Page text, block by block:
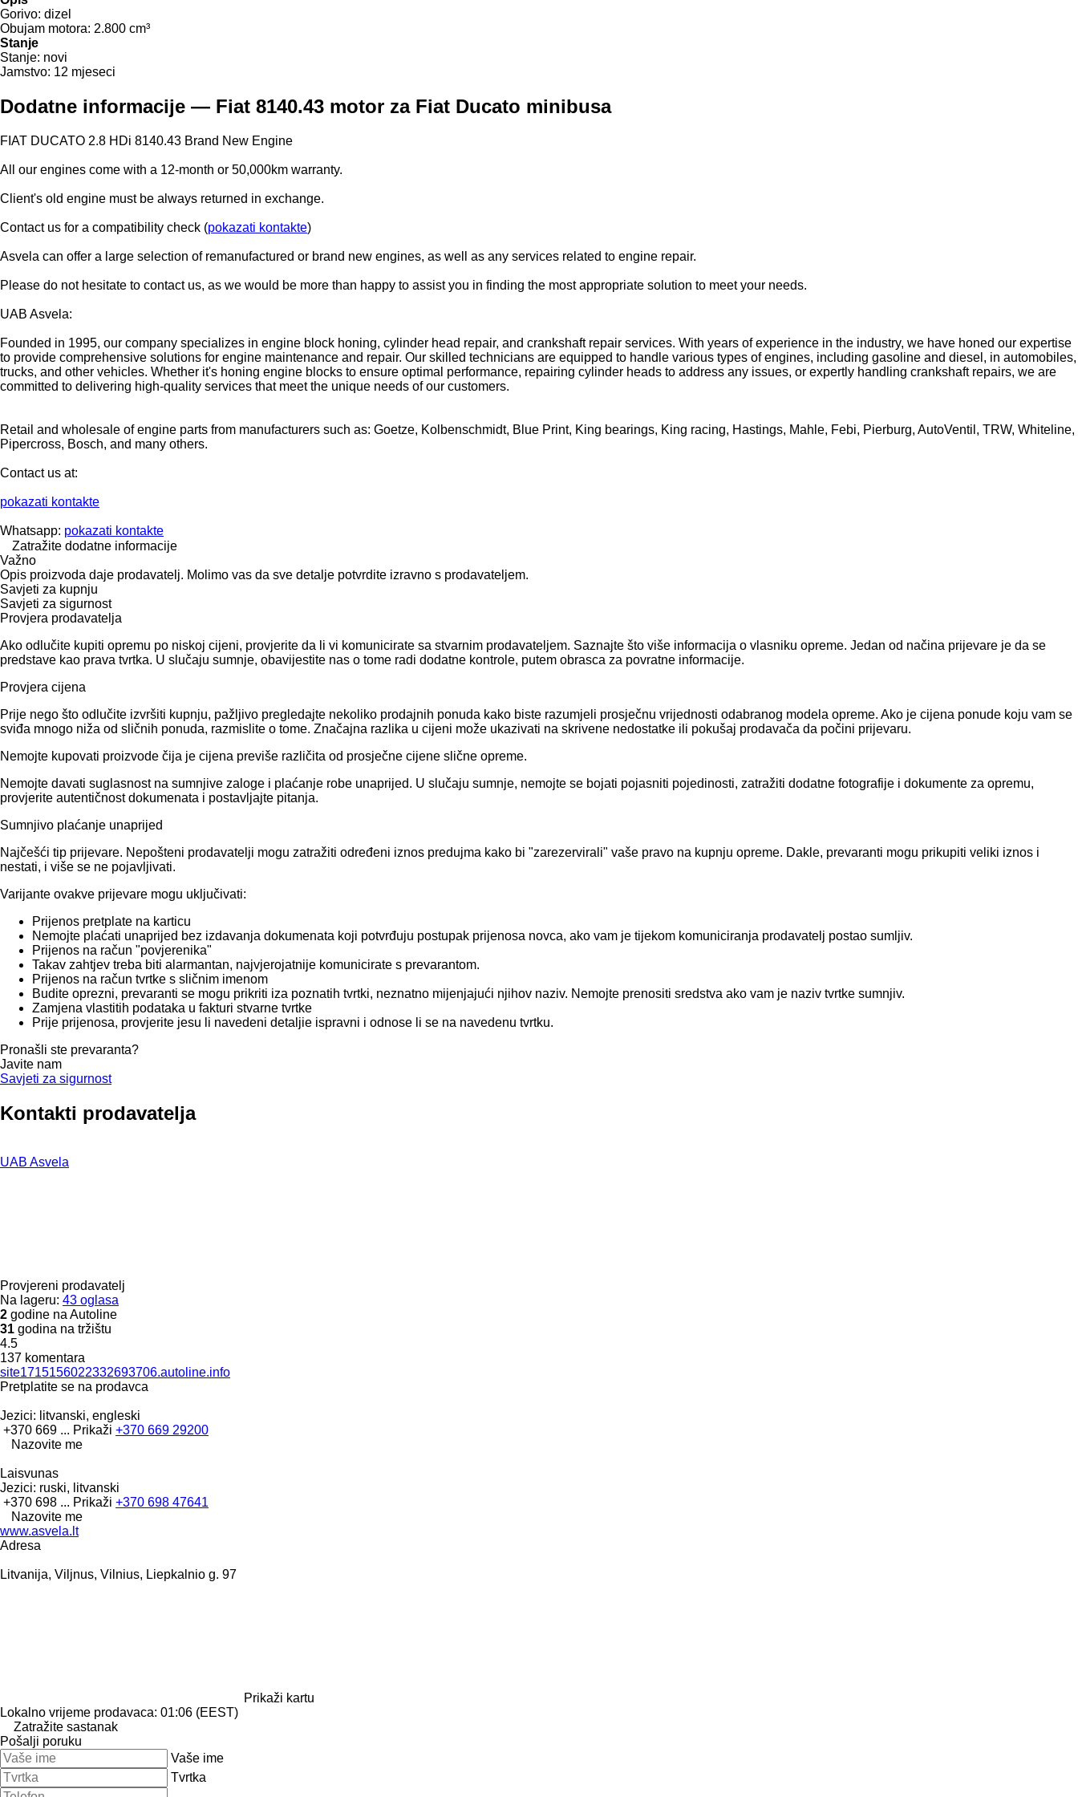
Gorivo: dizel
Obujam motora: 2.800 cm³
Stanje
Stanje: novi
Jamstvo: 12 mjeseci
Dodatne informacije — Fiat 8140.43 motor za Fiat Ducato minibusa
FIAT DUCATO 2.8 HDi 8140.43 Brand New Engine
All our engines come with a 12-month or 50,000km warranty.
Client's old engine must be always returned in exchange.
Contact us for a compatibility check (pokazati kontakte)
Asvela can offer a large selection of remanufactured or brand new engines, as well as any services related to engine repair.
Please do not hesitate to contact us, as we would be more than happy to assist you in finding the most appropriate solution to meet your needs.
UAB Asvela:
Founded in 1995, our company specializes in engine block honing, cylinder head repair, and crankshaft repair services. With years of experience in the industry, we have honed our expertise
to provide comprehensive solutions for engine maintenance and repair. Our skilled technicians are equipped to handle various types of engines, including gasoline and diesel, in automobiles,
trucks, and other vehicles. Whether it's honing engine blocks to ensure optimal performance, repairing cylinder heads to address any issues, or expertly handling crankshaft repairs, we are
committed to delivering high-quality services that meet the unique needs of our customers.
Retail and wholesale of engine parts from manufacturers such as: Goetze, Kolbenschmidt, Blue Print, King bearings, King racing, Hastings, Mahle, Febi, Pierburg, AutoVentil, TRW, Whiteline,
Pipercross, Bosch, and many others.
Contact us at:
pokazati kontakte
Whatsapp: pokazati kontakte
Zatražite dodatne informacije
Važno
Opis proizvoda daje prodavatelj. Molimo vas da sve detalje potvrdite izravno s prodavateljem.
Savjeti za kupnju
Savjeti za sigurnost
Provjera prodavatelja
Ako odlučite kupiti opremu po niskoj cijeni, provjerite da li vi komunicirate sa stvarnim prodavateljem. Saznajte što više informacija o vlasniku opreme. Jedan od načina prijevare je da se
predstave kao prava tvrtka. U slučaju sumnje, obavijestite nas o tome radi dodatne kontrole, putem obrasca za povratne informacije.
Provjera cijena
Prije nego što odlučite izvršiti kupnju, pažljivo pregledajte nekoliko prodajnih ponuda kako biste razumjeli prosječnu vrijednosti odabranog modela opreme. Ako je cijena ponude koju vam se
sviđa mnogo niža od sličnih ponuda, razmislite o tome. Značajna razlika u cijeni može ukazivati ​​na skrivene nedostatke ili pokušaj prodavača da počini prijevaru.
Nemojte kupovati proizvode čija je cijena previše različita od prosječne cijene slične opreme.
Nemojte davati suglasnost na sumnjive zaloge i plaćanje robe unaprijed. U slučaju sumnje, nemojte se bojati pojasniti pojedinosti, zatražiti dodatne fotografije i dokumente za opremu,
provjerite autentičnost dokumenata i postavljajte pitanja.
Sumnjivo plaćanje unaprijed
Najčešći tip prijevare. Nepošteni prodavatelji mogu zatražiti određeni iznos predujma kako bi "zarezervirali" vaše pravo na kupnju opreme. Dakle, prevaranti mogu prikupiti veliki iznos i
nestati, i više se ne pojavljivati.
Varijante ovakve prijevare mogu uključivati:
Prijenos pretplate na karticu
Nemojte plaćati unaprijed bez izdavanja dokumenata koji potvrđuju postupak prijenosa novca, ako vam je tijekom komuniciranja prodavatelj postao sumljiv.
Prijenos na račun "povjerenika"
Takav zahtjev treba biti alarmantan, najvjerojatnije komunicirate s prevarantom.
Prijenos na račun tvrtke s sličnim imenom
Budite oprezni, prevaranti se mogu prikriti iza poznatih tvrtki, neznatno mijenjajući njihov naziv. Nemojte prenositi sredstva ako vam je naziv tvrtke sumnjiv.
Zamjena vlastitih podataka u fakturi stvarne tvrtke
Prije prijenosa, provjerite jesu li navedeni detaljie ispravni i odnose li se na navedenu tvrtku.
Pronašli ste prevaranta?
Javite nam
Savjeti za sigurnost
Kontakti prodavatelja
UAB Asvela
Provjereni prodavatelj
Na lageru: 43 oglasa
2 godine na Autoline
31 godina na tržištu
4.5
137 komentara
site1715156022332693706.autoline.info
Pretplatite se na prodavca
Jezici: litvanski, engleski
+370 669 ... Prikaži +370 669 29200
Nazovite me
Laisvunas
Jezici: ruski, litvanski
+370 698 ... Prikaži +370 698 47641
Nazovite me
www.asvela.lt
Adresa
Litvanija, Viljnus, Vilnius, Liepkalnio g. 97
Prikaži kartu
Lokalno vrijeme prodavaca: 01:06 (EEST)
Zatražite sastanak
Pošalji poruku
Vaše ime
Tvrtka